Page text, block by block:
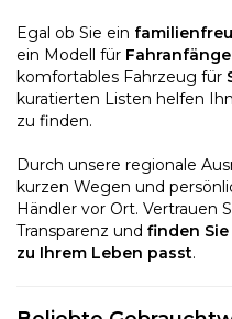
Egal ob Sie ein
ein Modell für
komfortables Fahrzeug für
kuratierten Listen helfen
zu finden.
Durch unsere regionale
kurzen Wegen und
Händler vor Ort. Vertrauen
Transparenz und finden
zu Ihrem Leben passt.